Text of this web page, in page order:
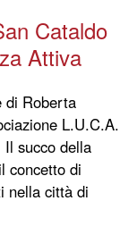
Cataldo
Attiva
di Roberta
L.U.C.A.
succo della
concetto di
nella città di